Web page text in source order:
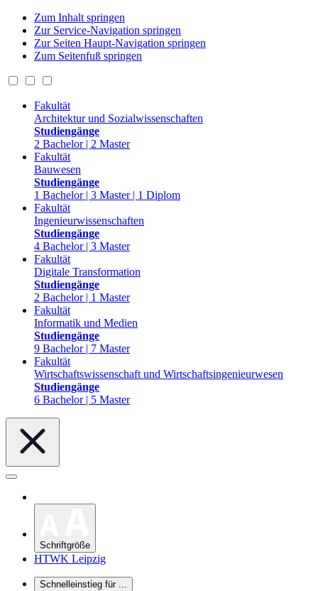
Zum Inhalt springen
Zur Service-Navigation springen
Zur Seiten Haupt-Navigation springen
Zum Seitenfuß springen
Fakultät
Architektur und Sozialwissenschaften
Studiengänge
2 Bachelor | 2 Master
Fakultät
Bauwesen
Studiengänge
1 Bachelor | 3 Master | 1 Diplom
Fakultät
Ingenieurwissenschaften
Studiengänge
4 Bachelor | 3 Master
Fakultät
Digitale Transformation
Studiengänge
2 Bachelor | 1 Master
Fakultät
Informatik und Medien
Studiengänge
9 Bachelor | 7 Master
Fakultät
Wirtschaftswissenschaft und Wirtschaftsingenieurwesen
Studiengänge
6 Bachelor | 5 Master
Schriftgröße
HTWK Leipzig
Schnelleinstieg für ...